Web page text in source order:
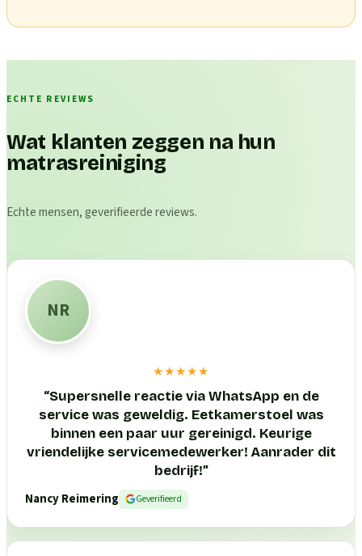
ECHTE REVIEWS
Wat klanten zeggen na hun
matrasreiniging
Echte mensen, geverifieerde reviews.
NR
★★★★★
“Supersnelle reactie via WhatsApp en de
service was geweldig. Eetkamerstoel was
binnen een paar uur gereinigd. Keurige
vriendelijke servicemedewerker! Aanrader dit
bedrijf!”
Nancy Reimering
Geverifieerd